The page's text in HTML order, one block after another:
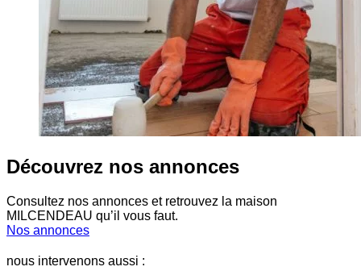
Découvrez nos annonces
Consultez nos annonces et retrouvez la maison
MILCENDEAU qu’il vous faut.
Nos annonces
nous intervenons aussi :